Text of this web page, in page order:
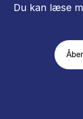
Du kan læse